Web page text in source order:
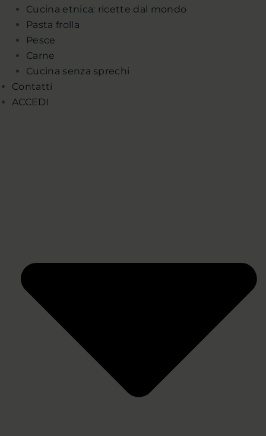
Cucina etnica: ricette dal mondo
Pasta frolla
Pesce
Carne
Cucina senza sprechi
Contatti
ACCEDI